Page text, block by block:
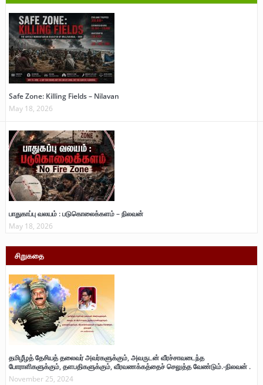
Safe Zone: Killing Fields – Nilavan
May 18, 2026
பாதுகாப்பு வலயம் : படுகொலைக்களம் – நிலவன்
May 18, 2026
சிறுகதை
தமிழீழத் தேசியத் தலைவர் அவர்களுக்கும், அவருடன் வீரச்சாவடைந்த
போராளிகளுக்கும், தளபதிகளுக்கும், வீரவணக்கத்தைச் செலுத்த வேண்டும்.-நிலவன் .
November 25, 2024